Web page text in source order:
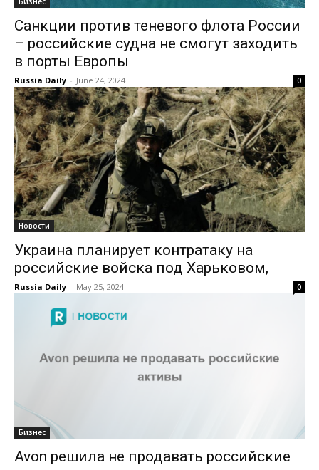
Санкции против теневого флота России
– российские судна не смогут заходить
в порты Европы
Russia Daily - June 24, 2024 0
Новости
Украина планирует контратаку на
российские войска под Харьковом,
Russia Daily - May 25, 2024 0
Бизнес
Avon решила не продавать российские